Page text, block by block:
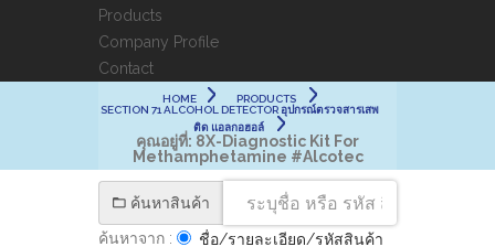
Products
Company Profile
Contact
HOME
PRODUCTS
SECTION 71 ALCOHOL DETECTOR อุปกรณ์ตรวจสารเสพ
ติด แอลกอฮอล์
คุณอยู่ที่: 8X-Diagnostic Kit For
Methamphetamine #Alcotec
ค้นหาสินค้า
ค้นหาจาก :
ชื่อ/รายละเอียด/รหัสสินค้า